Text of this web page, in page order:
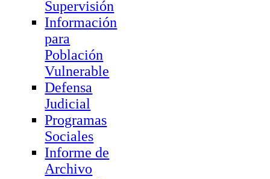
Supervisión
Información
para
Población
Vulnerable
Defensa
Judicial
Programas
Sociales
Informe de
Archivo